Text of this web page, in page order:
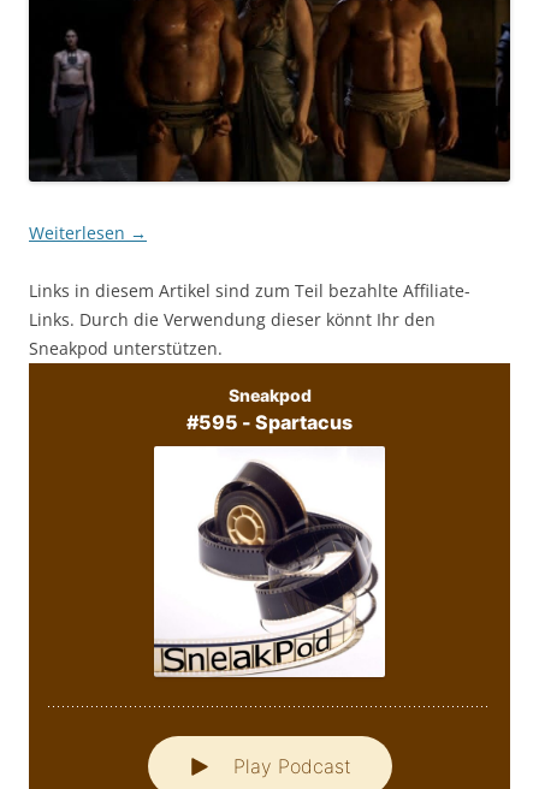
Weiterlesen →
Links in diesem Artikel sind zum Teil bezahlte Affiliate-
Links. Durch die Verwendung dieser könnt Ihr den
Sneakpod unterstützen.